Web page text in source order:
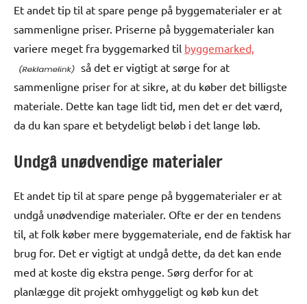
Et andet tip til at spare penge på byggematerialer er at
sammenligne priser. Priserne på byggematerialer kan
variere meget fra byggemarked til byggemarked,
så det er vigtigt at sørge for at
sammenligne priser for at sikre, at du køber det billigste
materiale. Dette kan tage lidt tid, men det er det værd,
da du kan spare et betydeligt beløb i det lange løb.
Undgå unødvendige materialer
Et andet tip til at spare penge på byggematerialer er at
undgå unødvendige materialer. Ofte er der en tendens
til, at folk køber mere byggemateriale, end de faktisk har
brug for. Det er vigtigt at undgå dette, da det kan ende
med at koste dig ekstra penge. Sørg derfor for at
planlægge dit projekt omhyggeligt og køb kun det